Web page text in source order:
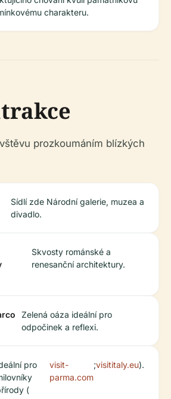
charakteru.
prozkoumáním blízkých
Sídlí zde Národní galerie, muzea a
divadlo.
Skvosty románské a
renesanční architektury.
Zelená oáza ideální pro
odpočinek a reflexi.
pro
(
visit-
parma.com
;visititaly.eu).